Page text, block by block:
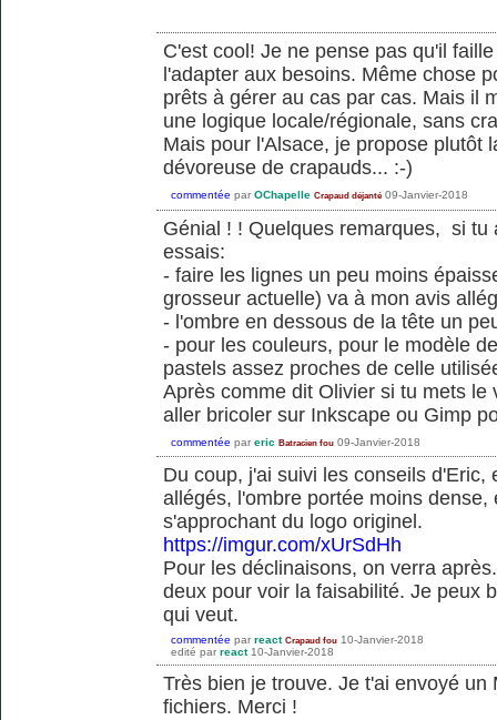
C'est cool! Je ne pense pas qu'il
l'adapter aux besoins. Même chose
prêts à gérer au cas par cas. Mais il
une logique locale/régionale, sans
Mais pour l'Alsace, je propose plutôt
dévoreuse de crapauds... :-)
commentée par OChapelle Crapaud déjanté 09-Janvier-2018
Génial ! ! Quelques remarques, si tu
essais:
- faire les lignes un peu moins
grosseur actuelle) va à mon avis
- l'ombre en dessous de la tête un
- pour les couleurs, pour le modèle
pastels assez proches de celle
Après comme dit Olivier si tu mets
aller bricoler sur Inkscape ou Gimp
commentée par eric Batracien fou 09-Janvier-2018
Du coup, j'ai suivi les conseils
allégés, l'ombre portée moins
s'approchant du logo originel.
https://imgur.com/xUrSdHh
Pour les déclinaisons, on verra
deux pour voir la faisabilité. Je peux
qui veut.
commentée par react Crapaud fou 10-Janvier-2018
edité par react 10-Janvier-2018
Très bien je trouve. Je t'ai envoyé un
fichiers. Merci !